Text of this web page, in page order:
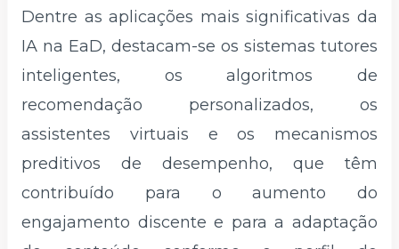
Dentre as aplicações mais significativas da
IA na EaD, destacam-se os sistemas tutores
inteligentes, os algoritmos de
recomendação personalizados, os
assistentes virtuais e os mecanismos
preditivos de desempenho, que têm
contribuído para o aumento do
engajamento discente e para a adaptação